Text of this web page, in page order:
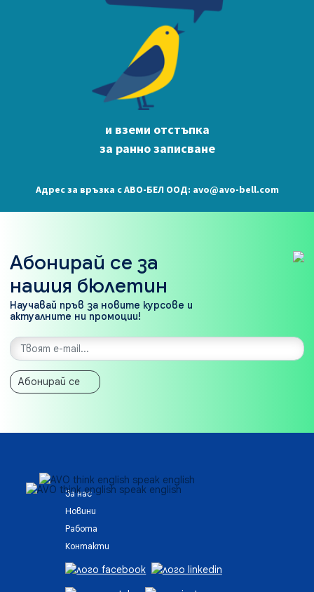
и вземи отстъпка
за ранно записване
Адрес за връзка с АВО-БЕЛ ООД: avo@avo-bell.com
Абонирай се за
нашия бюлетин
Научавай пръв за новите курсове и
актуалните ни промоции!
Абонирай се
За нас
Новини
Работа
Контакти